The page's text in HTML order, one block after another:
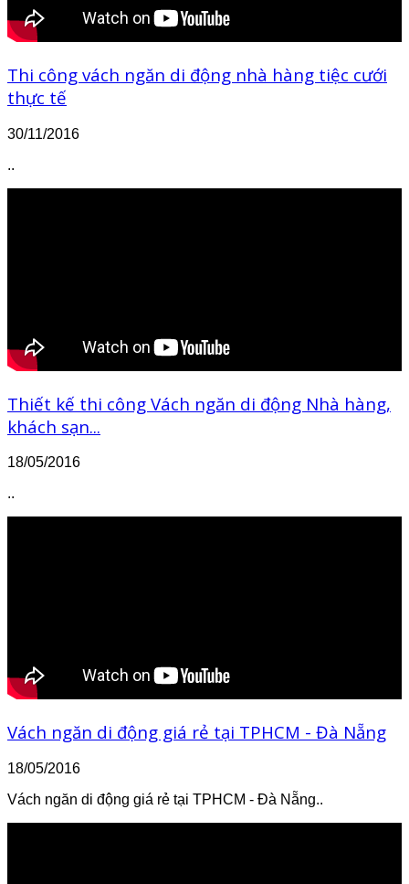
Thi công vách ngăn di động nhà hàng tiệc cưới
thực tế
30/11/2016
..
Thiết kế thi công Vách ngăn di động Nhà hàng,
khách sạn...
18/05/2016
..
Vách ngăn di động giá rẻ tại TPHCM - Đà Nẵng
18/05/2016
Vách ngăn di động giá rẻ tại TPHCM - Đà Nẵng..